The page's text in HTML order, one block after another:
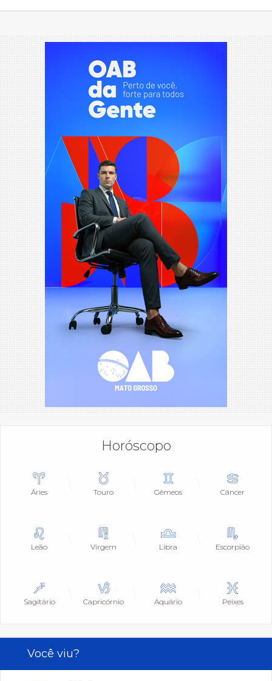
Horóscopo
Áries Touro Gêmeos Câncer
Leão Virgem Libra Escorpião
Sagitário Capricórnio Aquário Peixes
Você viu?